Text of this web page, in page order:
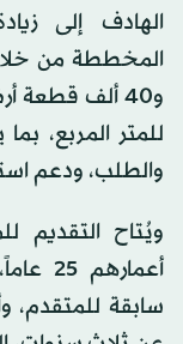
الهادف إلى
للمتر المربع،
والطلب، ودعم
ويُتاح التقديم
سابقة للمتقدم،